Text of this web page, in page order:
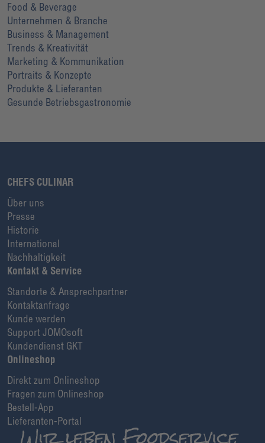
Food & Beverage
Unternehmen & Branche
Business & Management
Trends & Kreativität
Marketing & Kommunikation
Portraits & Konzepte
Produkte & Lieferanten
Gesunde Betriebsgastronomie
CHEFS CULINAR
Über uns
Presse
Historie
International
Nachhaltigkeit
Kontakt & Service
Standorte & Ansprechpartner
Kontaktanfrage
Kunde werden
Support JOMOsoft
Kundendienst GKT
Onlineshop
Direkt zum Onlineshop
Fragen zum Onlineshop
Bestell-App
Lieferanten-Portal